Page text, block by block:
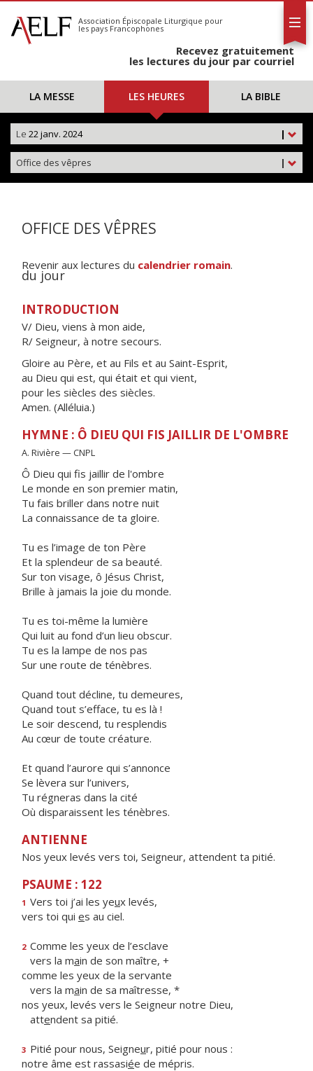
S'abonner
Calendrier
Association Épiscopale Liturgique pour
les pays Francophones
Recevez gratuitement
les lectures du jour par courriel
LA MESSE LES HEURES LA BIBLE
|
Le 22 janv. 2024
|
Office des vêpres
OFFICE DES VÊPRES
Revenir aux lectures du calendrier romain.
du jour
INTRODUCTION
V/ Dieu, viens à mon aide,
R/ Seigneur, à notre secours.
Gloire au Père, et au Fils et au Saint-Esprit,
au Dieu qui est, qui était et qui vient,
pour les siècles des siècles.
Amen. (Alléluia.)
HYMNE : Ô DIEU QUI FIS JAILLIR DE L'OMBRE
A. Rivière — CNPL
Ô Dieu qui fis jaillir de l'ombre
Le monde en son premier matin,
Tu fais briller dans notre nuit
La connaissance de ta gloire.
Tu es l’image de ton Père
Et la splendeur de sa beauté.
Sur ton visage, ô Jésus Christ,
Brille à jamais la joie du monde.
Tu es toi-même la lumière
Qui luit au fond d’un lieu obscur.
Tu es la lampe de nos pas
Sur une route de ténèbres.
Quand tout décline, tu demeures,
Quand tout s’efface, tu es là !
Le soir descend, tu resplendis
Au cœur de toute créature.
Et quand l’aurore qui s’annonce
Se lèvera sur l’univers,
Tu régneras dans la cité
Où disparaissent les ténèbres.
ANTIENNE
Nos yeux levés vers toi, Seigneur, attendent ta pitié.
PSAUME : 122
1 Vers toi j’ai les yeux levés,
vers toi qui es au ciel.
2 Comme les yeux de l’esclave
vers la main de son maître, +
comme les yeux de la servante
vers la main de sa maîtresse, *
nos yeux, levés vers le Seigneur notre Dieu,
attendent sa pitié.
3 Pitié pour nous, Seigneur, pitié pour nous :
notre âme est rassasiée de mépris.